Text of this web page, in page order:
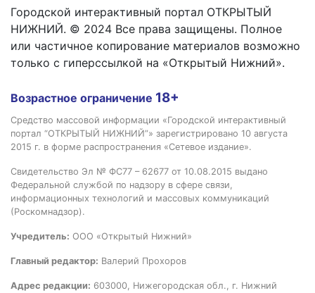
Городской интерактивный портал ОТКРЫТЫЙ
НИЖНИЙ. © 2024 Все права защищены. Полное
или частичное копирование материалов возможно
только с гиперссылкой на «Открытый Нижний».
Возрастное ограничение 18+
Средство массовой информации «Городской интерактивный
портал “ОТКРЫТЫЙ НИЖНИЙ”» зарегистрировано 10 августа
2015 г. в форме распространения «Сетевое издание».
Свидетельство Эл № ФС77 – 62677 от 10.08.2015 выдано
Федеральной службой по надзору в сфере связи,
информационных технологий и массовых коммуникаций
(Роскомнадзор).
Учредитель: ООО «Открытый Нижний»
Главный редактор: Валерий Прохоров
Адрес редакции: 603000, Нижегородская обл., г. Нижний